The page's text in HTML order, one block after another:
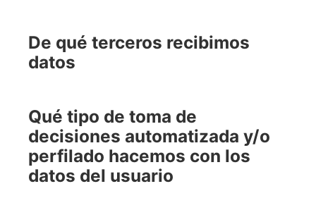
De qué terceros recibimos
datos
Qué tipo de toma de
decisiones automatizada y/o
perfilado hacemos con los
datos del usuario